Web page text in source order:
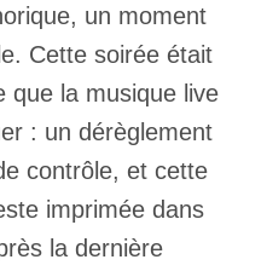
un moment
Cette soirée était
que la musique live
: un dérèglement
contrôle, et cette
imprimée dans
la dernière